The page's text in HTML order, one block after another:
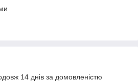
14 днів за домовленістю